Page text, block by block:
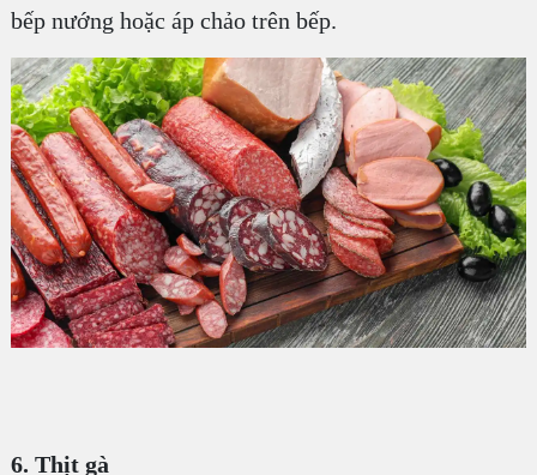
bếp nướng hoặc áp chảo trên bếp.
6. Thịt gà